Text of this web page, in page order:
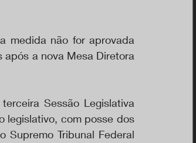
medida não for aprovada
a nova Mesa Diretora
Sessão Legislativa
legislativo, com posse dos
Supremo Tribunal Federal